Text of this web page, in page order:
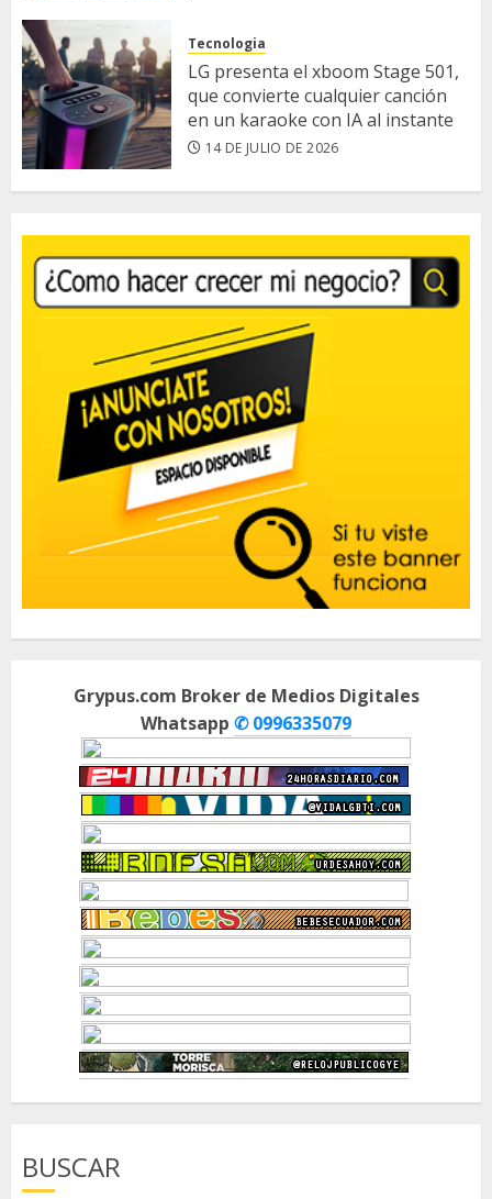
Tecnologia
LG presenta el xboom Stage 501,
que convierte cualquier canción
en un karaoke con IA al instante
14 DE JULIO DE 2026
Grypus.com Broker de Medios Digitales
Whatsapp ✆ 0996335079
BUSCAR